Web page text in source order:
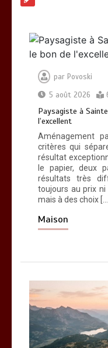
par Povoski
5 août 2026
Paysagiste à
l’excellent
Aménagement
critères qui
résultat
le papier, deux
résultats très
toujours au prix ni
mais à des choix […]
Maison